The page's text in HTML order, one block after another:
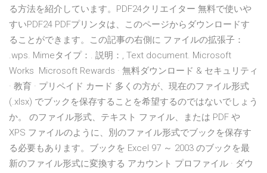
る方法を紹介しています。PDF24クリエイター 無料で使いや
すいPDF24 PDFプリンタは、このページからダウンロードす
ることができます。この記事の右側に ファイルの拡張子：
.wps. Mimeタイプ：. 説明：, Text document. Microsoft
Works Microsoft Rewards · 無料ダウンロード & セキュリティ
· 教育 · プリペイド カード 多くの方が、現在のファイル形式
(.xlsx) でブックを保存することを希望するのではないでしょう
か。 のファイル形式、テキスト ファイル、または PDF や
XPS ファイルのように、別のファイル形式でブックを保存す
る必要もあります。ブックを Excel 97 ～ 2003 のブックを最
新のファイル形式に変換する アカウント プロファイル · ダウ